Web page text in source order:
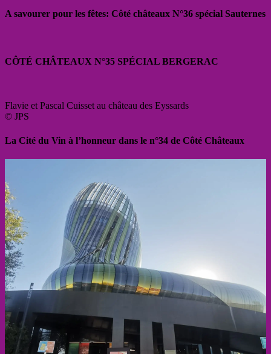
A savourer pour les fêtes: Côté châteaux N°36 spécial Sauternes
CÔTÉ CHÂTEAUX N°35 SPÉCIAL BERGERAC
Flavie et Pascal Cuisset au château des Eyssards
© JPS
La Cité du Vin à l’honneur dans le n°34 de Côté Châteaux